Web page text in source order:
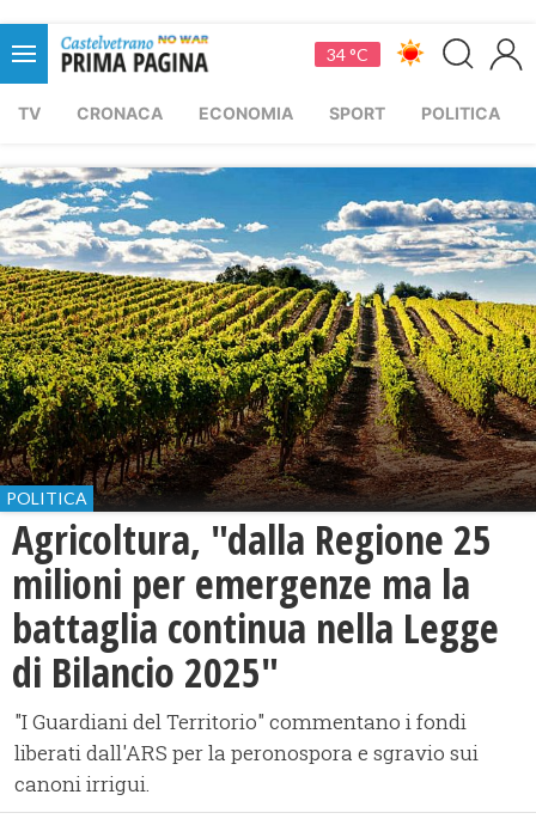
34 °C
TV CRONACA ECONOMIA SPORT POLITICA
POLITICA
Agricoltura, "dalla Regione 25
milioni per emergenze ma la
battaglia continua nella Legge
di Bilancio 2025"
"I Guardiani del Territorio" commentano i fondi
liberati dall'ARS per la peronospora e sgravio sui
canoni irrigui.